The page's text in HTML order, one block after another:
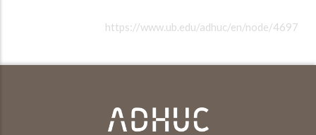
https://www.ub.edu/adhuc/en/node/4697